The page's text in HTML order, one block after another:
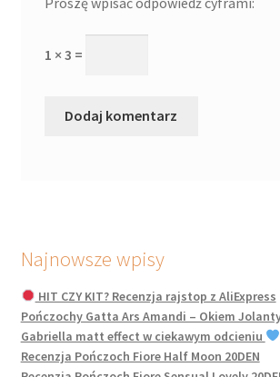
1 × 3 =
Najnowsze wpisy
HIT CZY KIT? Recenzja rajstop z AliExpress
Pończochy Gatta Ars Amandi – Okiem
Gabriella matt effect w ciekawym odcieniu
Recenzja Pończoch Fiore Half Moon 20DEN